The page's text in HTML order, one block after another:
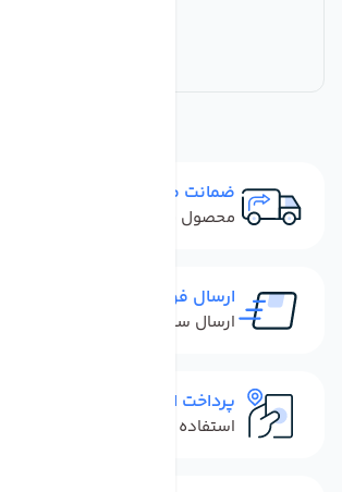
ضمانت مرجوعی
محصول نباید آسیب دیده باشد
ارسال فوری
ارسال سفارش در کمترین زمان
پرداخت امن
استفاده از روش‌های پرداخت امن